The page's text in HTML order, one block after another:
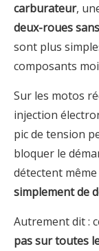
carburateur,
deux-roues
sont plus
composants
Sur les motos
injection
pic de tension
bloquer le
détectent
simplement de
Autrement dit :
pas sur toutes